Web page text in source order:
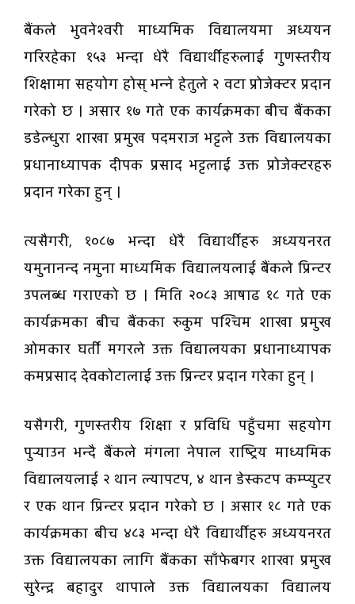
बैंकले भुवनेश्वरी माध्यमिक विद्यालयमा अध्ययन
गरिरहेका १५३ भन्दा धेरै विद्यार्थीहरुलाई गुणस्तरीय
शिक्षामा सहयोग होस् भन्ने हेतुले २ वटा प्रोजेक्टर प्रदान
गरेको छ । असार १७ गते एक कार्यक्रमका बीच बैंकका
डडेल्धुरा शाखा प्रमुख पदमराज भट्टले उक्त विद्यालयका
प्रधानाध्यापक दीपक प्रसाद भट्टलाई उक्त प्रोजेक्टरहरु
प्रदान गरेका हुन् ।
त्यसैगरी, १०८७ भन्दा धेरै विद्यार्थीहरु अध्ययनरत
यमुनानन्द नमुना माध्यमिक विद्यालयलाई बैंकले प्रिन्टर
उपलब्ध गराएको छ । मिति २०८३ आषाढ १८ गते एक
कार्यक्रमका बीच बैंकका रुकुम पश्चिम शाखा प्रमुख
ओमकार घर्ती मगरले उक्त विद्यालयका प्रधानाध्यापक
कमप्रसाद देवकोटालाई उक्त प्रिन्टर प्रदान गरेका हुन् ।
यसैगरी, गुणस्तरीय शिक्षा र प्रविधि पहुँचमा सहयोग
पुर्‍याउन भन्दै बैंकले मंगला नेपाल राष्ट्रिय माध्यमिक
विद्यालयलाई २ थान ल्यापटप, ४ थान डेस्कटप कम्प्युटर
र एक थान प्रिन्टर प्रदान गरेको छ । असार १८ गते एक
कार्यक्रमका बीच ४८३ भन्दा धेरै विद्यार्थीहरु अध्ययनरत
उक्त विद्यालयका लागि बैंकका साँफेबगर शाखा प्रमुख
सुरेन्द्र बहादुर थापाले उक्त विद्यालयका विद्यालय